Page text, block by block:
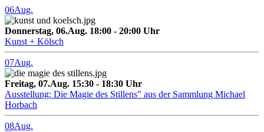
06Aug.
Donnerstag, 06.Aug. 18:00 - 20:00 Uhr
Kunst + Kölsch
07Aug.
Freitag, 07.Aug. 15:30 - 18:30 Uhr
Ausstellung: Die Magie des Stillens" aus der Sammlung Michael
Horbach
08Aug.